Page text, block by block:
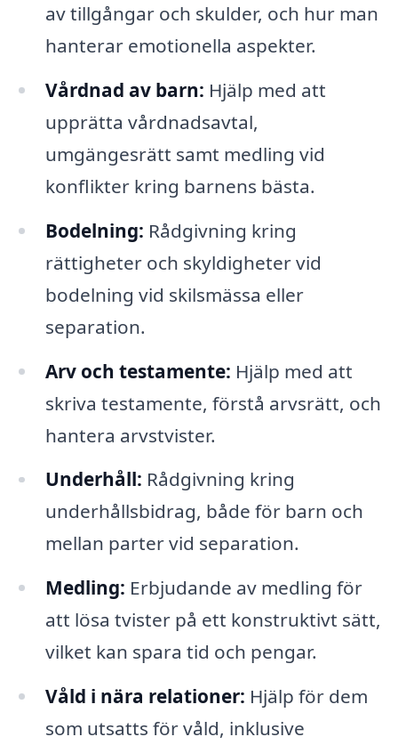
av tillgångar och skulder, och hur man
hanterar emotionella aspekter.
Vårdnad av barn: Hjälp med att
upprätta vårdnadsavtal,
umgängesrätt samt medling vid
konflikter kring barnens bästa.
Bodelning: Rådgivning kring
rättigheter och skyldigheter vid
bodelning vid skilsmässa eller
separation.
Arv och testamente: Hjälp med att
skriva testamente, förstå arvsrätt, och
hantera arvstvister.
Underhåll: Rådgivning kring
underhållsbidrag, både för barn och
mellan parter vid separation.
Medling: Erbjudande av medling för
att lösa tvister på ett konstruktivt sätt,
vilket kan spara tid och pengar.
Våld i nära relationer: Hjälp för dem
som utsatts för våld, inklusive